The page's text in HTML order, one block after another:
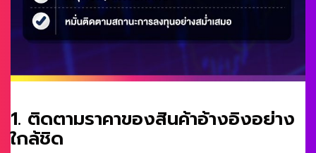
1. ติดตามราคาของสินค้าอ้างอิงอย่าง
ใกล้ชิด